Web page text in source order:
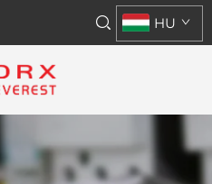
HU